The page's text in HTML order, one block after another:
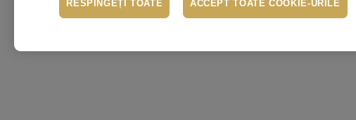
RESPINGEȚI TOATE ACCEPT TOATE COOKIE-URILE